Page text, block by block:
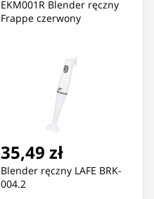
EKM001R Blender ręczny
Frappe czerwony
35,49 zł
Blender ręczny LAFE BRK-
004.2